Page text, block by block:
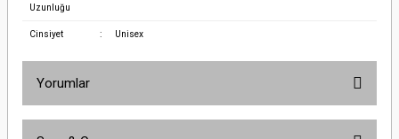
Uzunluğu
Cinsiyet : Unisex
Yorumlar